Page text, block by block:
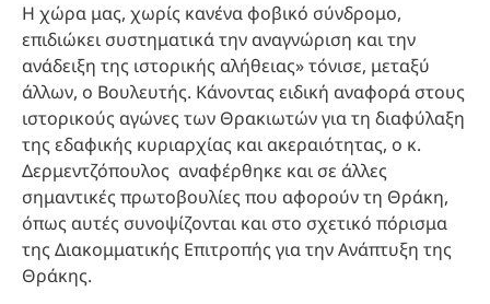
Η χώρα μας, χωρίς κανένα φοβικό σύνδρομο,
επιδιώκει συστηματικά την αναγνώριση και την
ανάδειξη της ιστορικής αλήθειας» τόνισε, μεταξύ
άλλων, ο Βουλευτής. Κάνοντας ειδική αναφορά στους
ιστορικούς αγώνες των Θρακιωτών για τη διαφύλαξη
της εδαφικής κυριαρχίας και ακεραιότητας, ο κ.
Δερμεντζόπουλος αναφέρθηκε και σε άλλες
σημαντικές πρωτοβουλίες που αφορούν τη Θράκη,
όπως αυτές συνοψίζονται και στο σχετικό πόρισμα
της Διακομματικής Επιτροπής για την Ανάπτυξη της
Θράκης.